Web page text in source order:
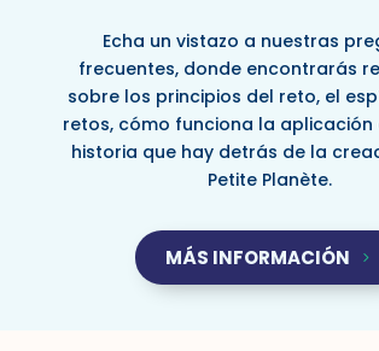
Echa un vistazo a nuestras
frecuentes, donde encontrarás
sobre los principios del reto, el
retos, cómo funciona la aplicación
historia que hay detrás de la
Petite Planète.
MÁS INFORMACIÓN